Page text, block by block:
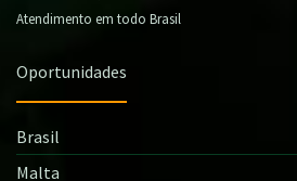
Atendimento em todo Brasil
Oportunidades
Brasil
Malta